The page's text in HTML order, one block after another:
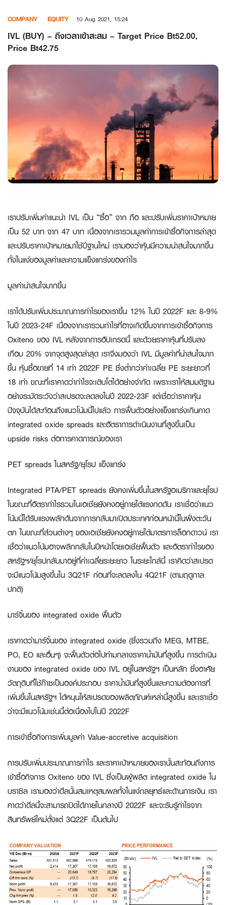
content
COMPANY EQUITY 10 Aug 2021, 15:24
IVL (BUY) – ถึงเวลาเข้าสะสม – Target Price Bt52.00,
Price Bt42.75
เราปรับเพิ่มคำแนะนำ IVL เป็น “ซื้อ” จาก ถือ และปรับเพิ่มราคาเป้าหมาย
เป็น 52 บาท จาก 47 บาท เนื่องจากเรารวมมูลค่าการเข้าซื้อกิจการล่าสุด
และปรับราคาเป้าหมายมาใช้ปีฐานใหม่ เรามองว่าหุ้นมีความน่าสนใจมากขึ้น
ทั้งในแง่ของมูลค่าและความแข็งแกร่งของกำไร
มูลค่าน่าสนใจมากขึ้น
เราได้ปรับเพิ่มประมาณการกำไรของเราขึ้น 12% ในปี 2022F และ 8-9%
ในปี 2023-24F เนื่องจากเรารวมกำไรที่อาจเกิดขึ้นจากการเข้าซื้อกิจการ
Oxiteno ของ IVL หลังจากการอัปเกรดนี้ และด้วยราคาหุ้นที่ปรับลง
เกือบ 20% จากจุดสูงสุดล่าสุด เราจึงมองว่า IVL มีมูลค่าที่น่าสนใจมาก
ขึ้น หุ้นซื้อขายที่ 14 เท่า 2022F PE ซึ่งต่ำกว่าค่าเฉลี่ย PE ระยะยาวที่
18 เท่า ขณะที่เราคาดว่ากำไรจะเติบโตได้อย่างจำกัด เพราะเราให้สมมติฐาน
อย่างระมัดระวังว่าสเปรดจะลดลงในปี 2022-23F แต่เชื่อว่าราคาหุ้น
ปัจจุบันได้สะท้อนถึงแนวโน้มนี้ไปแล้ว การฟื้นตัวอย่างแข็งแกร่งเกินคาด
integrated oxide spreads และอัตราการดำเนินงานที่สูงขึ้นเป็น
upside risks ต่อการคาดการณ์ของเรา
PET spreads ในสหรัฐ/ยุโรป แข็งแกร่ง
Integrated PTA/PET spreads ยังคงเพิ่มขึ้นในสหรัฐอเมริกาและยุโรป
ในขณะที่อัตรากำไรรวมในเอเชียยังคงอยู่ภายใต้แรงกดดัน เราเชื่อว่าแนว
โน้มนี้ได้รับแรงผลักดันจากการกลับมาเปิดประเทศก่อนหน้านี้ในฝั่งตะวัน
ตก ในขณะที่ส่วนต่างๆ ของเอเชียยังคงอยู่ภายใต้มาตรการล็อกดาวน์ เรา
เชื่อว่าแนวโน้มอาจพลิกกลับในปีหน้าโดยเอเชียฟื้นตัว และอัตรากำไรของ
สหรัฐฯ/ยุโรปกลับมาอยู่ที่ค่าเฉลี่ยระยะยาว ในระยะใกล้นี้ เราคิดว่าสเปรด
จะมีแนวโน้มสูงขึ้นใน 3Q21F ก่อนที่จะลดลงใน 4Q21F (ตามฤดูกาล
ปกติ)
มาร์จิ้นของ integrated oxide ฟื้นตัว
เราคาดว่ามาร์จิ้นของ integrated oxide (ซึ่งรวมถึง MEG, MTBE,
PO, EO และอื่นๆ) จะฟื้นตัวต่อไปท่ามกลางราคาน้ำมันที่สูงขึ้น การดำเนิน
งานของ integrated oxide ของ IVL อยู่ในสหรัฐฯ เป็นหลัก ซึ่งอาศัย
วัตถุดิบที่ใช้ก๊าซเป็นองค์ประกอบ ราคาน้ำมันที่สูงขึ้นและความต้องการที่
เพิ่มขึ้นในสหรัฐฯ ได้หนุนให้สเปรดของผลิตภัณฑ์เหล่านี้สูงขึ้น และเราเชื่อ
ว่าจะมีแนวโน้มเช่นนี้ต่อเนื่องไปในปี 2022F
การเข้าซื้อกิจการเพิ่มมูลค่า Value-accretive acquisition
การปรับเพิ่มประมาณการกำไร และราคาเป้าหมายของเรานั้นสะท้อนถึงการ
เข้าซื้อกิจการ Oxiteno ของ IVL ซึ่งเป็นผู้ผลิต integrated oxide ใน
บราซิล เรามองว่าดีลนั้นสมเหตุสมผลทั้งในแง่กลยุทธ์และด้านการเงิน เรา
คาดว่าดีลนี้จะสามารถปิดได้ภายในกลางปี 2022F และจะรับรู้กำไรจาก
สินทรัพย์ใหม่ตั้งแต่ 3Q22F เป็นต้นไป